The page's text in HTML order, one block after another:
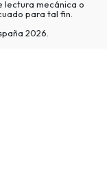
lectura mecánica o
para tal fin.
2026.